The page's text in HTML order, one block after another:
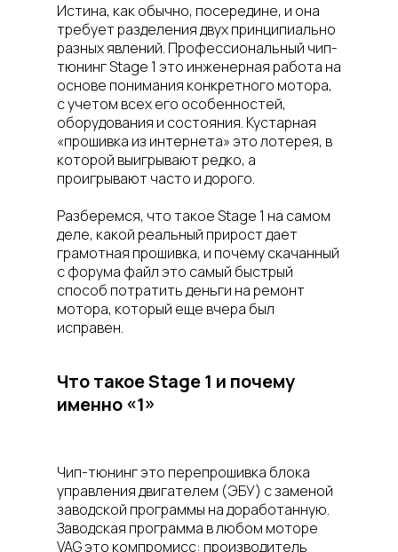
Истина, как обычно, посередине, и она
требует разделения двух принципиально
разных явлений. Профессиональный чип-
тюнинг Stage 1 это инженерная работа на
основе понимания конкретного мотора,
с учетом всех его особенностей,
оборудования и состояния. Кустарная
«прошивка из интернета» это лотерея, в
которой выигрывают редко, а
проигрывают часто и дорого.
Разберемся, что такое Stage 1 на самом
деле, какой реальный прирост дает
грамотная прошивка, и почему скачанный
с форума файл это самый быстрый
способ потратить деньги на ремонт
мотора, который еще вчера был
исправен.
Что такое Stage 1 и почему
именно «1»
Чип-тюнинг это перепрошивка блока
управления двигателем (ЭБУ) с заменой
заводской программы на доработанную.
Заводская программа в любом моторе
VAG это компромисс: производитель